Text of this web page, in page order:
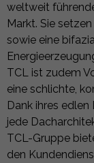
weltweit
Markt. Sie
sowie eine
TCL ist zudem
eine schlichte,
Dank ihres
jede
TCL-Gruppe
den